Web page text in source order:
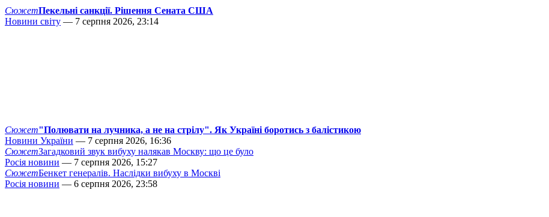
СюжетПекельні санкції. Рішення Сената США
Новини світу — 7 серпня 2026, 23:14
Сюжет"Полювати на лучника, а не на стрілу". Як Україні боротись з балістикою
Новини України — 7 серпня 2026, 16:36
СюжетЗагадковий звук вибуху налякав Москву: що це було
Росія новини — 7 серпня 2026, 15:27
СюжетБенкет генералів. Наслідки вибуху в Москві
Росія новини — 6 серпня 2026, 23:58